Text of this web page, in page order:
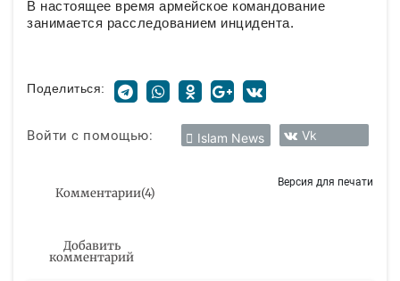
В настоящее время армейское командование
занимается расследованием инцидента.
Поделиться:
Войти с помощью: Islam News Vk
Комментарии(4)
Версия для печати
Добавить
комментарий